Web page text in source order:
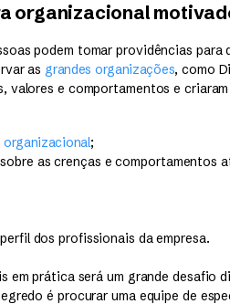
organizacional
podem tomar providências
as grandes organizações, como
valores e comportamentos e
organizacional;
as crenças e comportamentos
dos profissionais da empresa.
em prática será um grande desafio
é procurar uma equipe de